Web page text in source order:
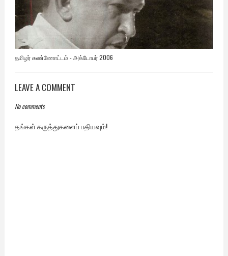
தமிழர் கண்ணோட்டம் - அக்டோபர் 2006
LEAVE A COMMENT
No comments
தங்கள் கருத்துகளைப் பதியவும்!